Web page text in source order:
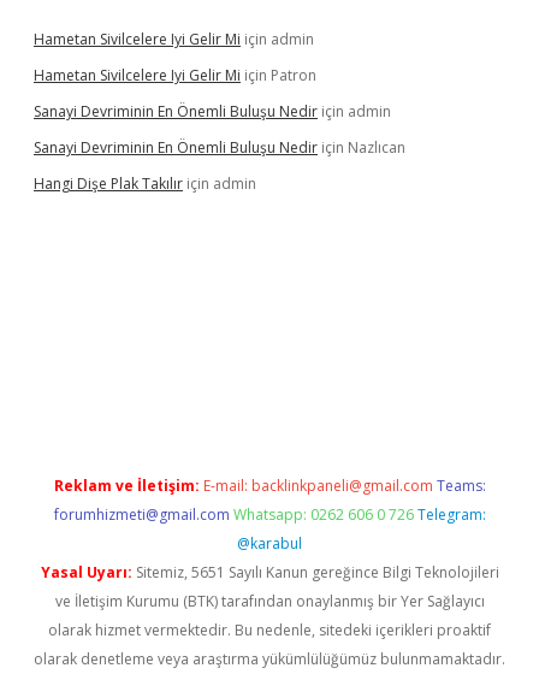
Hametan Sivilcelere Iyi Gelir Mi için admin
Hametan Sivilcelere Iyi Gelir Mi için Patron
Sanayi Devriminin En Önemli Buluşu Nedir için admin
Sanayi Devriminin En Önemli Buluşu Nedir için Nazlıcan
Hangi Dişe Plak Takılır için admin
Reklam ve İletişim: E-mail: backlinkpaneli@gmail.com Teams:
forumhizmeti@gmail.com Whatsapp: 0262 606 0 726 Telegram:
@karabul
Yasal Uyarı: Sitemiz, 5651 Sayılı Kanun gereğince Bilgi Teknolojileri
ve İletişim Kurumu (BTK) tarafından onaylanmış bir Yer Sağlayıcı
olarak hizmet vermektedir. Bu nedenle, sitedeki içerikleri proaktif
olarak denetleme veya araştırma yükümlülüğümüz bulunmamaktadır.